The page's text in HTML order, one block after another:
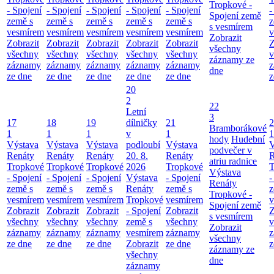
- Spojení
země s
vesmírem
Zobrazit
všechny
záznamy
ze dne
- Spojení
země s
vesmírem
Zobrazit
všechny
záznamy
ze dne
- Spojení
země s
vesmírem
Zobrazit
všechny
záznamy
ze dne
- Spojení
země s
vesmírem
Zobrazit
všechny
záznamy
ze dne
- Spojení
země s
vesmírem
Zobrazit
všechny
záznamy
ze dne
Tropkové -
Spojení země
s vesmírem
Zobrazit
všechny
záznamy ze
dne
-
17
1
Výstava
Renáty
Tropkové
- Spojení
země s
vesmírem
Zobrazit
všechny
záznamy
ze dne
18
1
Výstava
Renáty
Tropkové
- Spojení
země s
vesmírem
Zobrazit
všechny
záznamy
ze dne
19
1
Výstava
Renáty
Tropkové
- Spojení
země s
vesmírem
Zobrazit
všechny
záznamy
ze dne
20
2
Letní
dílničky
v
podloubí
20. 8.
2026
Výstava
Renáty
Tropkové
- Spojení
země s
vesmírem
Zobrazit
všechny
záznamy
21
1
Výstava
Renáty
Tropkové
- Spojení
země s
vesmírem
Zobrazit
všechny
záznamy
ze dne
22
3
Bramborákové
hody Hudební
podvečer v
atriu radnice
Výstava
Renáty
Tropkové -
Spojení země
s vesmírem
Zobrazit
všechny
záznamy ze
dne
1
-